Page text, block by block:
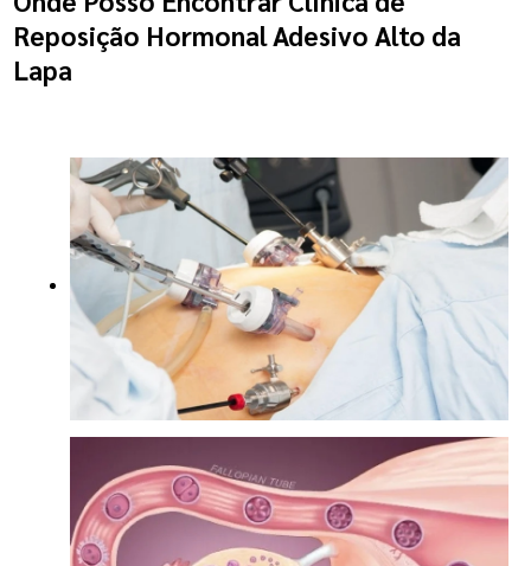
Reposição Hormonal Adesivo Alto da
Lapa